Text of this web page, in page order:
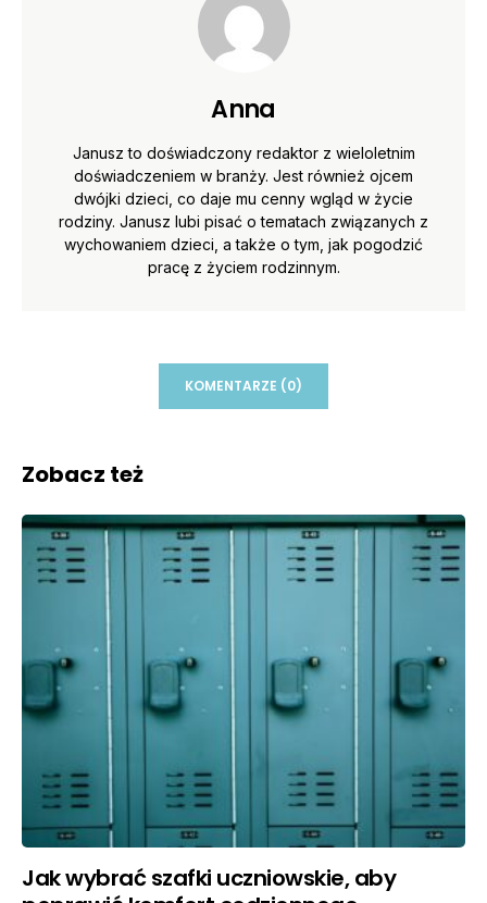
Anna
Janusz to doświadczony redaktor z wieloletnim
doświadczeniem w branży. Jest również ojcem
dwójki dzieci, co daje mu cenny wgląd w życie
rodziny. Janusz lubi pisać o tematach związanych z
wychowaniem dzieci, a także o tym, jak pogodzić
pracę z życiem rodzinnym.
KOMENTARZE (0)
Zobacz też
Jak wybrać szafki uczniowskie, aby